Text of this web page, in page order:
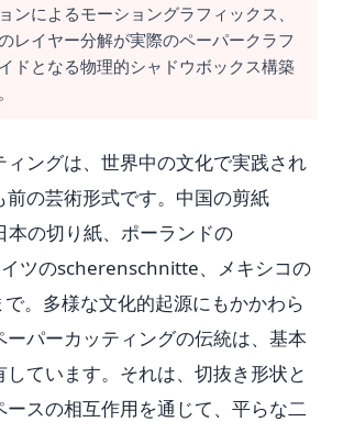
ンによるモーショングラフィックス、
レイヤー分解が実際のペーパークラフ
ドとなる物理的シャドウボックス構築
ィングは、世界中の文化で実践され
前の芸術形式です。中国の剪紙
本の切り紙、ポーランドの
ツのscherenschnitte、メキシコの
。多様な文化的起源にもかかわら
ーパーカッティングの伝統は、基本
しています。それは、切抜き形状と
ースの相互作用を通じて、平らな二